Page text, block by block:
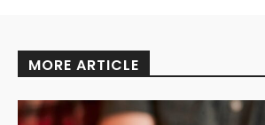
MORE ARTICLE